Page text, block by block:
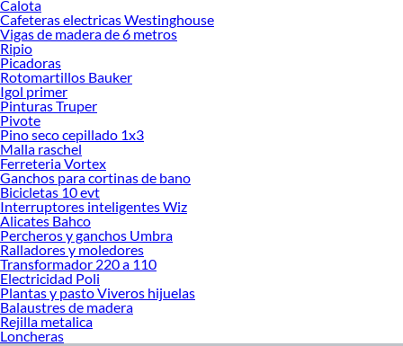
Descubre cómo esta textura puede elevar el encanto de tus espacios y darles un
toque de elegancia natural que no pasa de moda.
Más productos con increíbles ofertas:
Preparación y reparación superficies
Pinturas
Masillas y pastas de retape
Pasta muro
Pintura antioxido y convertidor de óxido
Calota
Cafeteras electricas Westinghouse
Vigas de madera de 6 metros
Ripio
Picadoras
Rotomartillos Bauker
Igol primer
Pinturas Truper
Pivote
Pino seco cepillado 1x3
Malla raschel
Ferreteria Vortex
Ganchos para cortinas de bano
Bicicletas 10 evt
Interruptores inteligentes Wiz
Alicates Bahco
Percheros y ganchos Umbra
Ralladores y moledores
Transformador 220 a 110
Electricidad Poli
Plantas y pasto Viveros hijuelas
Balaustres de madera
Rejilla metalica
Loncheras